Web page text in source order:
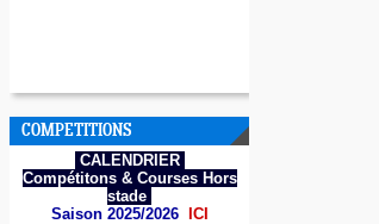
COMPETITIONS
CALENDRIER
Compétitons & Courses Hors
stade
Saison 2025/2026
ICI